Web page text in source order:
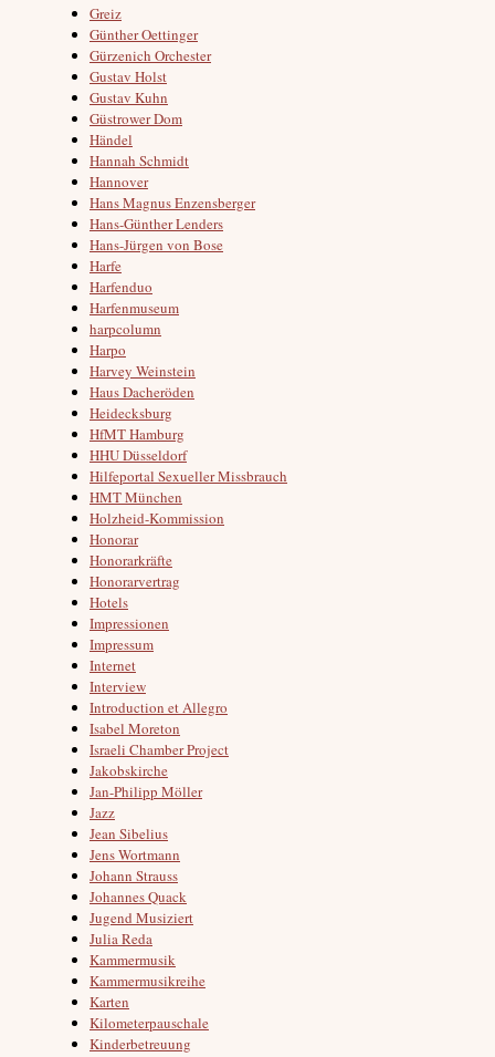
Greiz
Günther Oettinger
Gürzenich Orchester
Gustav Holst
Gustav Kuhn
Güstrower Dom
Händel
Hannah Schmidt
Hannover
Hans Magnus Enzensberger
Hans-Günther Lenders
Hans-Jürgen von Bose
Harfe
Harfenduo
Harfenmuseum
harpcolumn
Harpo
Harvey Weinstein
Haus Dacheröden
Heidecksburg
HfMT Hamburg
HHU Düsseldorf
Hilfeportal Sexueller Missbrauch
HMT München
Holzheid-Kommission
Honorar
Honorarkräfte
Honorarvertrag
Hotels
Impressionen
Impressum
Internet
Interview
Introduction et Allegro
Isabel Moreton
Israeli Chamber Project
Jakobskirche
Jan-Philipp Möller
Jazz
Jean Sibelius
Jens Wortmann
Johann Strauss
Johannes Quack
Jugend Musiziert
Julia Reda
Kammermusik
Kammermusikreihe
Karten
Kilometerpauschale
Kinderbetreuung